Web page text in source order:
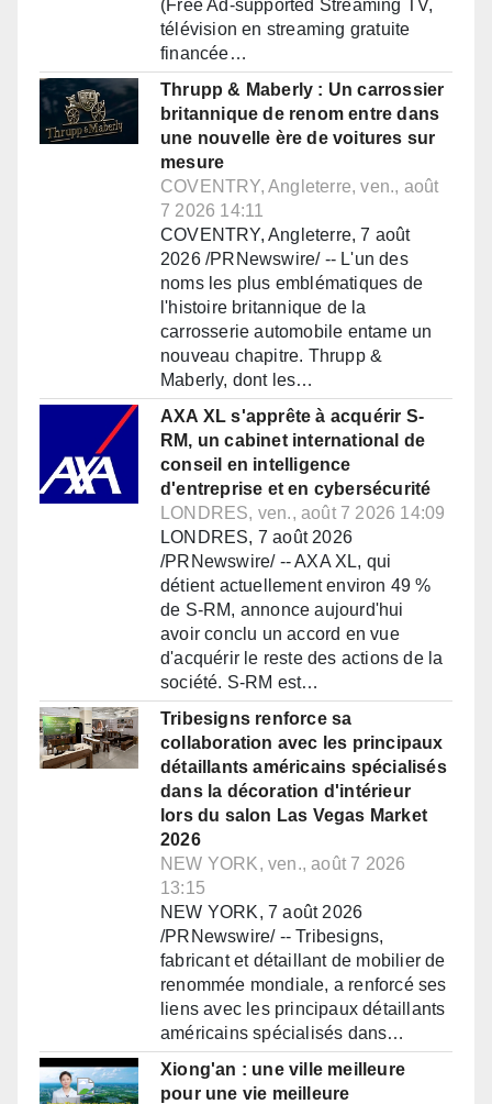
(Free Ad-supported Streaming TV,
télévision en streaming gratuite
financée…
Thrupp & Maberly : Un carrossier
britannique de renom entre dans
une nouvelle ère de voitures sur
mesure
COVENTRY, Angleterre, ven., août
7 2026 14:11
COVENTRY, Angleterre, 7 août
2026 /PRNewswire/ -- L'un des
noms les plus emblématiques de
l'histoire britannique de la
carrosserie automobile entame un
nouveau chapitre. Thrupp &
Maberly, dont les…
AXA XL s'apprête à acquérir S-
RM, un cabinet international de
conseil en intelligence
d'entreprise et en cybersécurité
LONDRES, ven., août 7 2026 14:09
LONDRES, 7 août 2026
/PRNewswire/ -- AXA XL, qui
détient actuellement environ 49 %
de S-RM, annonce aujourd'hui
avoir conclu un accord en vue
d'acquérir le reste des actions de la
société. S-RM est…
Tribesigns renforce sa
collaboration avec les principaux
détaillants américains spécialisés
dans la décoration d'intérieur
lors du salon Las Vegas Market
2026
NEW YORK, ven., août 7 2026
13:15
NEW YORK, 7 août 2026
/PRNewswire/ -- Tribesigns,
fabricant et détaillant de mobilier de
renommée mondiale, a renforcé ses
liens avec les principaux détaillants
américains spécialisés dans…
Xiong'an : une ville meilleure
pour une vie meilleure